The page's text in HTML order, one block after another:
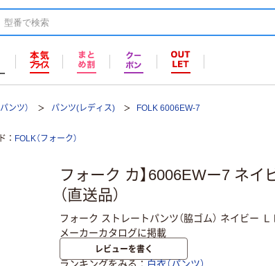
ンツ） パンツ(レディス) FOLK 6006EW-7
FOLK（フォーク）
フォーク カ】6006EWー7 ネ
（直送品）
フォーク ストレートパンツ（脇ゴム） ネイビー
メーカーカタログに掲載
レビューを書く